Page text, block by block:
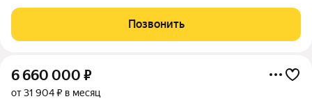
59 минутах на транспорте от метро "Проспект Ветеранов",
рядом с ж/д
Позвонить
6 660 000 ₽
от 31 904 ₽ в месяц